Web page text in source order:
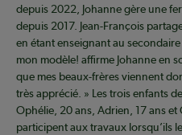
depuis 2022, Johanne gère une
depuis 2017. Jean-François
en étant enseignant au
mon modèle! affirme Johanne en
que mes beaux-frères viennent
très apprécié. » Les trois enfants
Ophélie, 20 ans, Adrien, 17 ans et
participent aux travaux lorsqu’ils